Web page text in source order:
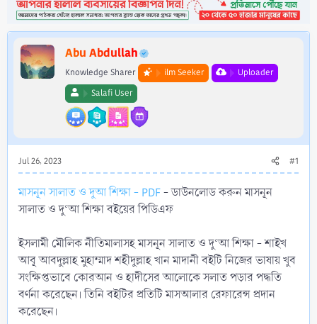
r
t
e
r
Abu Abdullah
Knowledge Sharer ilm Seeker
Uploader
Salafi User
Jul 26, 2023 #1
মাসনূন সালাত ও দুআ শিক্ষা - PDF- ডাউনলোড করুন মাসনূন
সালাত ও দু‘আ শিক্ষা বইয়ের পিডিএফ
ইসলামী মৌলিক নীতিমালাসহ মাসনূন সালাত ও দু‘আ শিক্ষা - শাইখ
আবূ আবদুল্লাহ মুহাম্মাদ শহীদুল্লাহ খান মাদানী বইটি নিজের ভাষায় খুব
সংক্ষিপ্তভাবে কোরআন ও হাদীসের আলোকে সলাত পড়ার পদ্ধতি
বর্ণনা করেছেন। তিনি বইটির প্রতিটি মাসআলার রেফারেন্স প্রদান
করেছেন।